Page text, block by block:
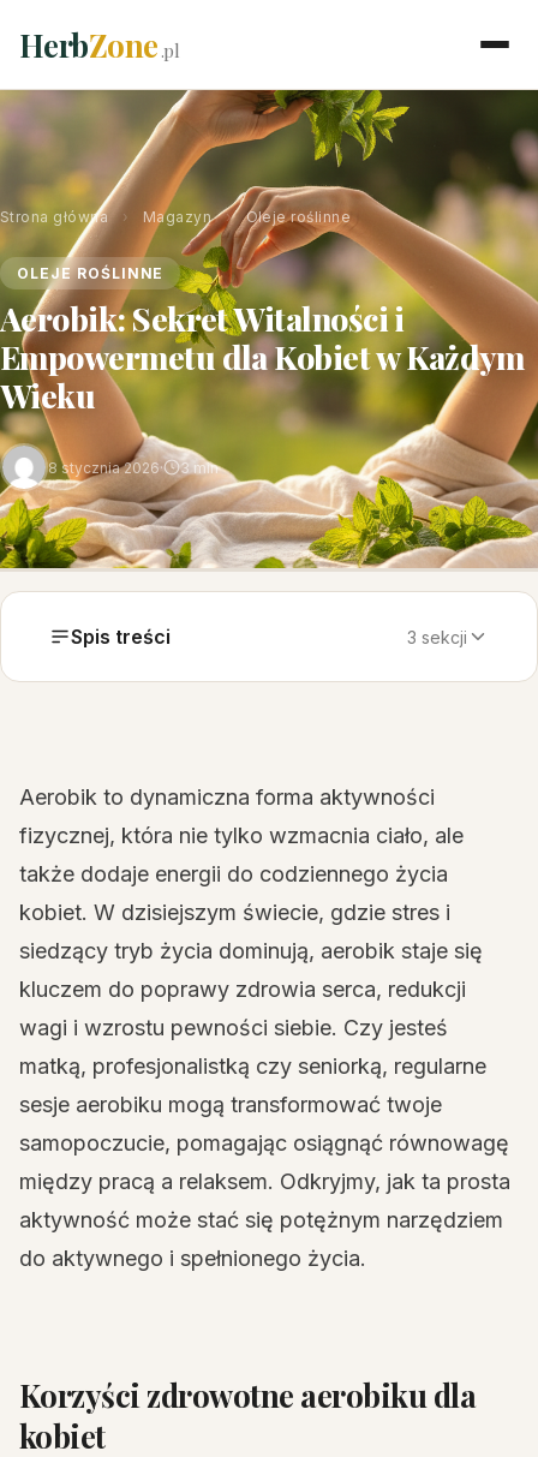
HerbZone.pl
Strona główna › Magazyn › Oleje roślinne
OLEJE ROŚLINNE
Aerobik: Sekret Witalności i
Empowermetu dla Kobiet w Każdym
Wieku
8 stycznia 2026· 3 min
Spis treści 3 sekcji
Aerobik to dynamiczna forma aktywności
fizycznej, która nie tylko wzmacnia ciało, ale
także dodaje energii do codziennego życia
kobiet. W dzisiejszym świecie, gdzie stres i
siedzący tryb życia dominują, aerobik staje się
kluczem do poprawy zdrowia serca, redukcji
wagi i wzrostu pewności siebie. Czy jesteś
matką, profesjonalistką czy seniorką, regularne
sesje aerobiku mogą transformować twoje
samopoczucie, pomagając osiągnąć równowagę
między pracą a relaksem. Odkryjmy, jak ta prosta
aktywność może stać się potężnym narzędziem
do aktywnego i spełnionego życia.
Korzyści zdrowotne aerobiku dla
kobiet